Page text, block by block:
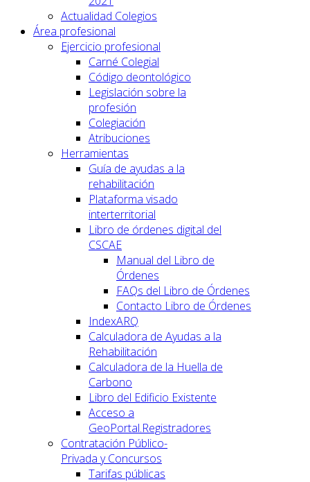
Actualidad Colegios
Área profesional
Ejercicio profesional
Carné Colegial
Código deontológico
Legislación sobre la
profesión
Colegiación
Atribuciones
Herramientas
Guía de ayudas a la
rehabilitación
Plataforma visado
interterritorial
Libro de órdenes digital del
CSCAE
Manual del Libro de
Órdenes
FAQs del Libro de Órdenes
Contacto Libro de Órdenes
IndexARQ
Calculadora de Ayudas a la
Rehabilitación
Calculadora de la Huella de
Carbono
Libro del Edificio Existente
Acceso a
GeoPortal.Registradores
Contratación Público-
Privada y Concursos
Tarifas públicas